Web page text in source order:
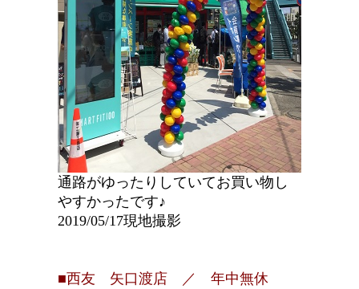
通路がゆったりしていてお買い物し
やすかったです♪
2019/05/17現地撮影
■西友 矢口渡店 ／ 年中無休